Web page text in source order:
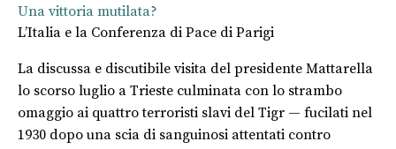
Una vittoria mutilata?
L’Italia e la Conferenza di Pace di Parigi
La discussa e discutibile visita del presidente Mattarella
lo scorso luglio a Trieste culminata con lo strambo
omaggio ai quattro terroristi slavi del Tigr — fucilati nel
1930 dopo una scia di sanguinosi attentati contro